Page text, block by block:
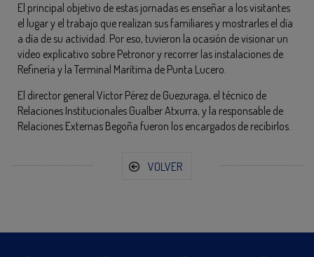
El principal objetivo de estas jornadas es enseñar a los visitantes
el lugar y el trabajo que realizan sus familiares y mostrarles el día
a día de su actividad. Por eso, tuvieron la ocasión de visionar un
video explicativo sobre Petronor y recorrer las instalaciones de
Refinería y la Terminal Marítima de Punta Lucero.
El director general Víctor Pérez de Guezuraga, el técnico de
Relaciones Institucionales Gualber Atxurra, y la responsable de
Relaciones Externas Begoña fueron los encargados de recibirlos.
VOLVER